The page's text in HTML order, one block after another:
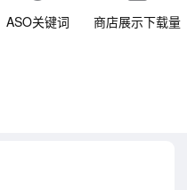
ASO关键词 商店展示下载量